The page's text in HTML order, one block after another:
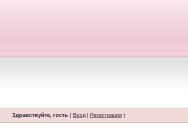
Здравствуйте, гость( Вход| Регистрация)